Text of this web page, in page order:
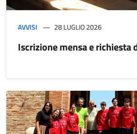
AVVISI 28 LUGLIO 2026
Iscrizione mensa e richiesta